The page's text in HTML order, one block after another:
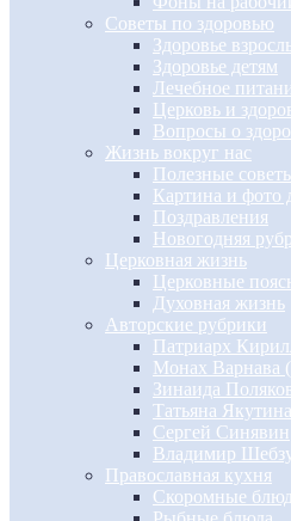
Советы по здоровью
Здоровье
Здоровье детям
Лечебное
Церковь и
Вопросы о
Жизнь вокруг нас
Полезные
Картина и фото
Поздравления
Новогодняя
Церковная жизнь
Церковные
Духовная жизнь
Авторские рубрики
Патриарх
Монах Варнава
Зинаида
Татьяна Якутина
Сергей Синявин
Владимир
Православная кухня
Скоромные